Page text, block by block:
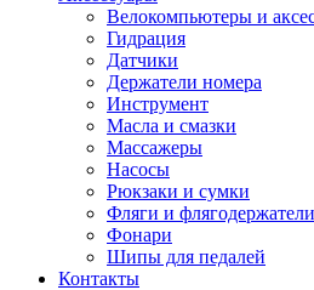
Велокомпьютеры и
Гидрация
Датчики
Держатели номера
Инструмент
Масла и смазки
Массажеры
Насосы
Рюкзаки и сумки
Фляги и флягодержатели
Фонари
Шипы для педалей
Контакты